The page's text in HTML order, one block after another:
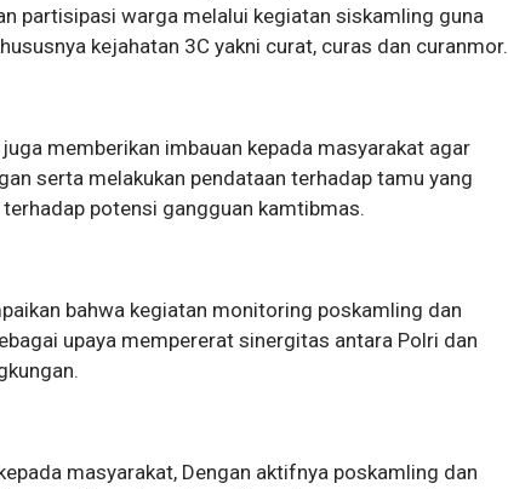
partisipasi warga melalui kegiatan siskamling guna
kejahatan 3C yakni curat, curas dan curanmor.
memberikan imbauan kepada masyarakat agar
serta melakukan pendataan terhadap tamu yang
potensi gangguan kamtibmas.
bahwa kegiatan monitoring poskamling dan
upaya mempererat sinergitas antara Polri dan
masyarakat, Dengan aktifnya poskamling dan